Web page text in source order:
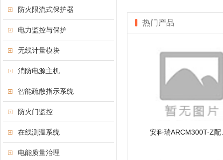
防火限流式保护器
电力监控与保护
无线计量模块
消防电源主机
智能疏散指示系统
防火门监控
在线测温系统
电能质量治理
热门产品